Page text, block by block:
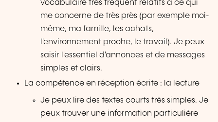
vocabulaire très fréquent relatifs à ce qui
me concerne de très près (par exemple moi-
même, ma famille, les achats,
l'environnement proche, le travail). Je peux
saisir l'essentiel d'annonces et de messages
simples et clairs.
La compétence en réception écrite : la lecture
Je peux lire des textes courts très simples. Je
peux trouver une information particulière